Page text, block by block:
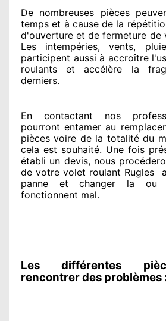
De nombreuses pièces
temps et à causede la
d'ouverture et de fermeture de
Les intempéries, vents,
participent aussi à accroître
roulants et accélère la
derniers.
En contactant nos
pourront entamer au
pièces voire de la totalitédu
cela est souhaité. Une fois
établi un devis, nous
de votre volet roulant Rugles
panne et changer la ou
fonctionnent mal.
Les différentes
rencontrer des problèmes